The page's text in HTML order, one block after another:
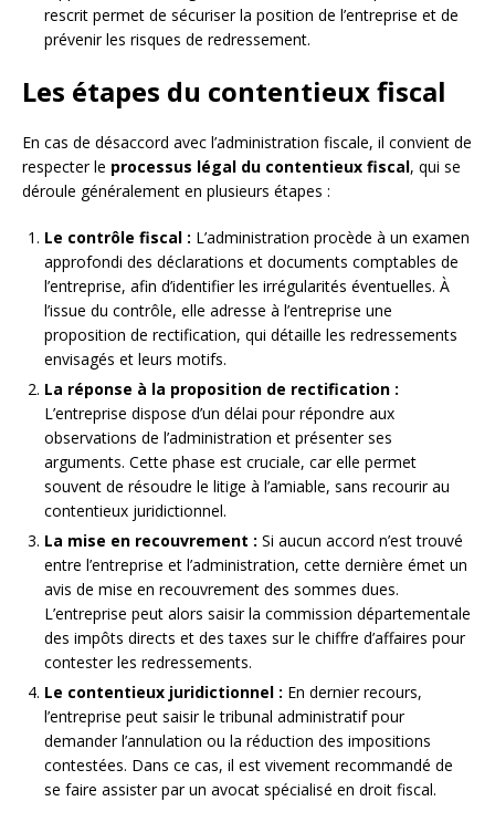
rescrit permet de sécuriser la position de l’entreprise et de
prévenir les risques de redressement.
Les étapes du contentieux fiscal
En cas de désaccord avec l’administration fiscale, il convient de
respecter le processus légal du contentieux fiscal, qui se
déroule généralement en plusieurs étapes :
Le contrôle fiscal : L’administration procède à un examen
approfondi des déclarations et documents comptables de
l’entreprise, afin d’identifier les irrégularités éventuelles. À
l’issue du contrôle, elle adresse à l’entreprise une
proposition de rectification, qui détaille les redressements
envisagés et leurs motifs.
La réponse à la proposition de rectification :
L’entreprise dispose d’un délai pour répondre aux
observations de l’administration et présenter ses
arguments. Cette phase est cruciale, car elle permet
souvent de résoudre le litige à l’amiable, sans recourir au
contentieux juridictionnel.
La mise en recouvrement : Si aucun accord n’est trouvé
entre l’entreprise et l’administration, cette dernière émet un
avis de mise en recouvrement des sommes dues.
L’entreprise peut alors saisir la commission départementale
des impôts directs et des taxes sur le chiffre d’affaires pour
contester les redressements.
Le contentieux juridictionnel : En dernier recours,
l’entreprise peut saisir le tribunal administratif pour
demander l’annulation ou la réduction des impositions
contestées. Dans ce cas, il est vivement recommandé de
se faire assister par un avocat spécialisé en droit fiscal.